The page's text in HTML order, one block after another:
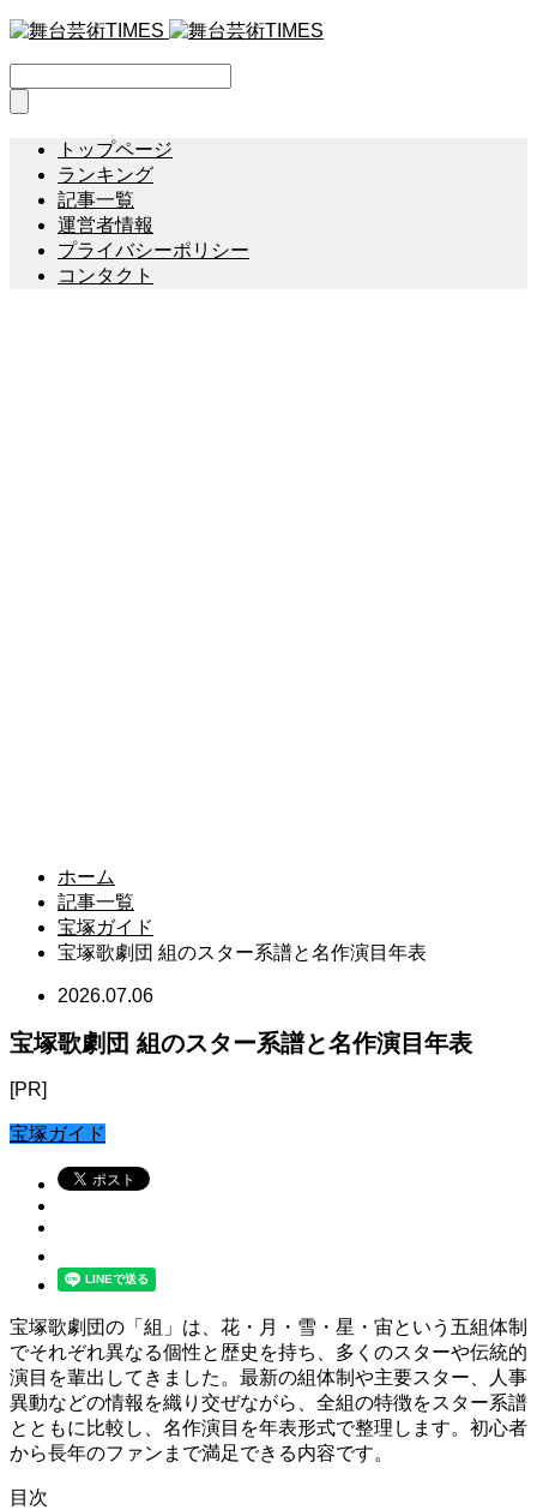
トップページ
ランキング
記事一覧
運営者情報
プライバシーポリシー
コンタクト
ホーム
記事一覧
宝塚ガイド
宝塚歌劇団 組のスター系譜と名作演目年表
2026.07.06
宝塚歌劇団 組のスター系譜と名作演目年表
[PR]
宝塚ガイド
宝塚歌劇団の「組」は、花・月・雪・星・宙という五組体制
でそれぞれ異なる個性と歴史を持ち、多くのスターや伝統的
演目を輩出してきました。最新の組体制や主要スター、人事
異動などの情報を織り交ぜながら、全組の特徴をスター系譜
とともに比較し、名作演目を年表形式で整理します。初心者
から長年のファンまで満足できる内容です。
目次